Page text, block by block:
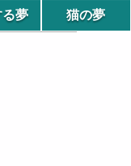
る夢 猫の夢